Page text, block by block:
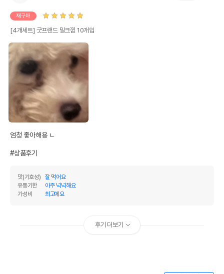
재구매
[4개세트] 굿프랜드 밀크껌 10개입
엄청 좋아해용 ㄴ
#상품후기
맛(기호성)
잘 먹어요
유통기한
아주 넉넉해요
가성비
최고에요
후기 더보기